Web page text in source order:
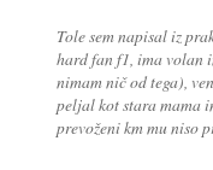
Tole sem napisal iz
hard fan f1, ima volan
nimam nič od tega),
peljal kot stara mama
prevoženi km mu niso